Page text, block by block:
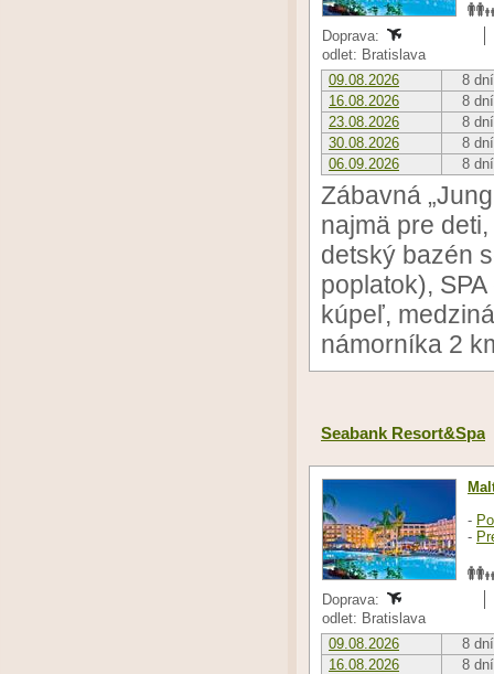
Doprava:
odlet: Bratislava
09.08.2026
8 dní
16.08.2026
8 dní
23.08.2026
8 dní
30.08.2026
8 dní
06.09.2026
8 dní
Zábavná
najmä pre
detský bazén
poplatok),
kúpeľ,
námorníka 2
Seabank Resort&Spa
-
-
Doprava:
odlet: Bratislava
09.08.2026
8 dní
16.08.2026
8 dní